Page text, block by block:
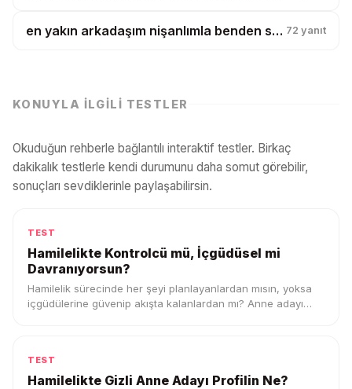
en yakın arkadaşım nişanlımla benden samimi, bunu görmemem mi gerekiyor? 72 yanıt
KONUYLA İLGILI TESTLER
Okuduğun rehberle bağlantılı interaktif testler. Birkaç
dakikalık testlerle kendi durumunu daha somut görebilir,
sonuçları sevdiklerinle paylaşabilirsin.
TEST
Hamilelikte Kontrolcü mü, İçgüdüsel mi
Davranıyorsun?
Hamilelik sürecinde her şeyi planlayanlardan mısın, yoksa
içgüdülerine güvenip akışta kalanlardan mı? Anne adayı
TEST
Hamilelikte Gizli Anne Adayı Profilin Ne?